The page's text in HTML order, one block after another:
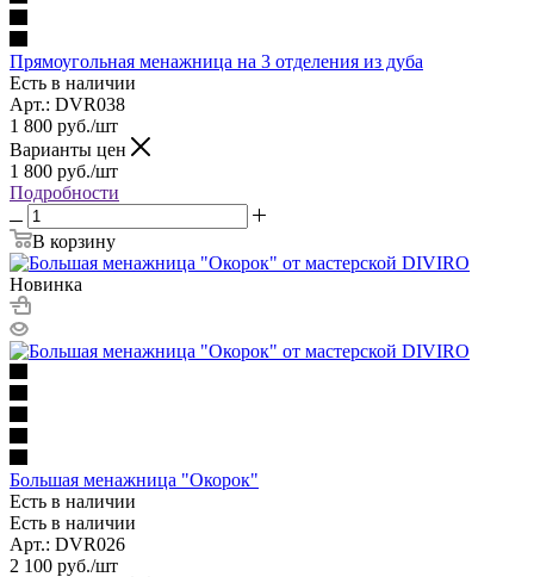
Прямоугольная менажница на 3 отделения из дуба
Есть в наличии
Арт.: DVR038
1 800 руб./шт
Варианты цен
1 800 руб./шт
Подробности
В корзину
Новинка
Большая менажница "Окорок"
Есть в наличии
Есть в наличии
Арт.: DVR026
2 100 руб./шт